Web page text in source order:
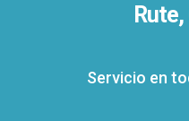
Servicio en